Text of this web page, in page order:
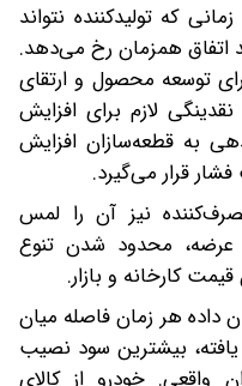
که تولیدکننده نتواند
اتفاق همزمان رخ می‌دهد.
توسعه محصول و ارتقای
لازم برای افزایش
به قطعه‌سازان افزایش
قرار می‌گیرد.
نیز آن را لمس
عرضه، محدود شدن تنوع
کارخانه و بازار.
داده هر زمان فاصله میان
بیشترین سود نصیب
واقعی. خودرو از کالای